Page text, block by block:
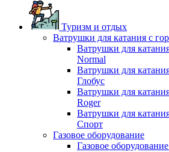
Туризм и отдых
Ватрушки для катания с
Ватрушки для
Normal
Ватрушки для
Глобус
Ватрушки для
Roger
Ватрушки для
Спорт
Газовое оборудование
Газовое